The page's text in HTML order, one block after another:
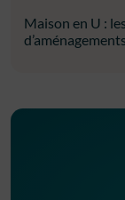
Maison en U :
d’aménagements